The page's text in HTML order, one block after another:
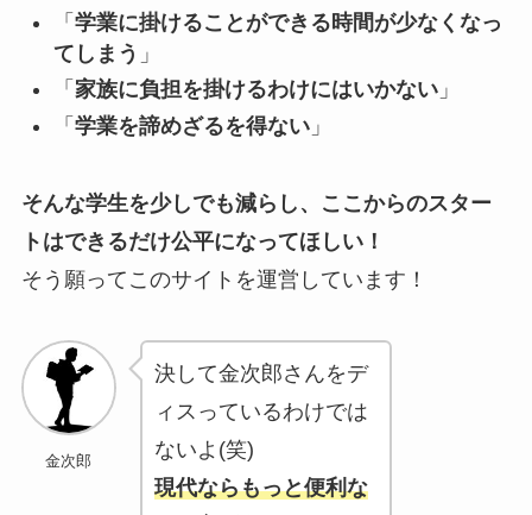
「 学業に掛けることができる時間が少なくなっ
てしまう 」
「 家族に負担を掛けるわけにはいかない」
「 学業を諦めざるを得ない」
そんな学生を少しでも減らし、ここからのスター
トはできるだけ公平になってほしい！
そう願ってこのサイトを運営しています！
金次郎
決して金次郎さんをデ
ィスっているわけでは
ないよ(笑)
現代ならもっと便利な